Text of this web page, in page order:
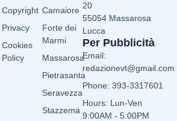
Camaiore
Forte dei
Marmi
Massarosa
Pietrasanta
Seravezza
Stazzema
Copyright
Privacy
Cookies
Policy
20
55054 Massarosa
Lucca
Per Pubblicità
Email:
redazionevt@gmail.com
Phone: 393-3317601
Hours: Lun-Ven
9:00AM - 5:00PM